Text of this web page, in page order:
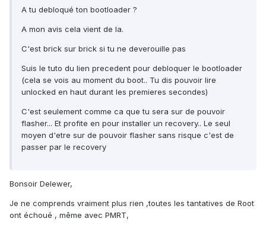
A tu debloqué ton bootloader ?
A mon avis cela vient de la.
C'est brick sur brick si tu ne deverouille pas
Suis le tuto du lien precedent pour debloquer le bootloader
(cela se vois au moment du boot.. Tu dis pouvoir lire
unlocked en haut durant les premieres secondes)
C'est seulement comme ca que tu sera sur de pouvoir
flasher... Et profite en pour installer un recovery.. Le seul
moyen d'etre sur de pouvoir flasher sans risque c'est de
passer par le recovery
Bonsoir Delewer,
Je ne comprends vraiment plus rien ,toutes les tantatives de Root
ont échoué , même avec PMRT,